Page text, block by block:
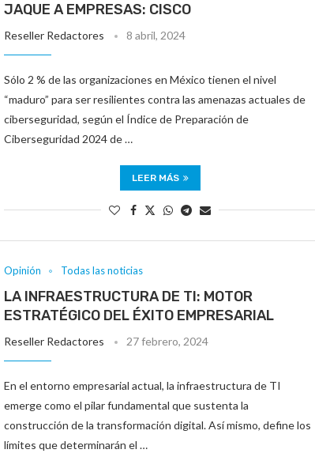
JAQUE A EMPRESAS: CISCO
Reseller Redactores 8 abril, 2024
Sólo 2 % de las organizaciones en México tienen el nivel
“maduro” para ser resilientes contra las amenazas actuales de
ciberseguridad, según el Índice de Preparación de
Ciberseguridad 2024 de …
LEER MÁS
Opinión Todas las noticias
LA INFRAESTRUCTURA DE TI: MOTOR
ESTRATÉGICO DEL ÉXITO EMPRESARIAL
Reseller Redactores 27 febrero, 2024
En el entorno empresarial actual, la infraestructura de TI
emerge como el pilar fundamental que sustenta la
construcción de la transformación digital. Así mismo, define los
límites que determinarán el …